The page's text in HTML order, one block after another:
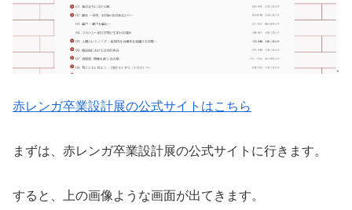
赤レンガ卒業設計展の公式サイトはこちら
まずは、赤レンガ卒業設計展の公式サイトに行きます。
すると、上の画像ような画面が出てきます。